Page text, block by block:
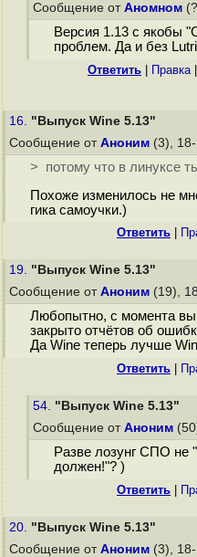
Сообщение от Аномном
Версия 1.13 с якобы
проблем. Да и без
Ответить Правка|
16. "Выпуск Wine 5.13"
Сообщение от Аноним (3),
> потому что в линуксе
Похоже изменилось не
гика самоучки.)
Ответить
19. "Выпуск Wine 5.13"
Сообщение от Аноним (19),
Любопытно, с момента
закрыто отчётов об
Да Wine теперь лучше
Ответить
54. "Выпуск Wine 5.13"
Сообщение от Аноним
Разве лозунг СПО не
должен!"? )
Ответить
20. "Выпуск Wine 5.13"
Сообщение от Аноним (3),